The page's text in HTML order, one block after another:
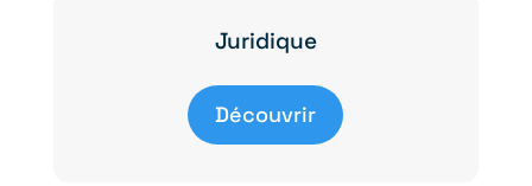
Juridique
Découvrir